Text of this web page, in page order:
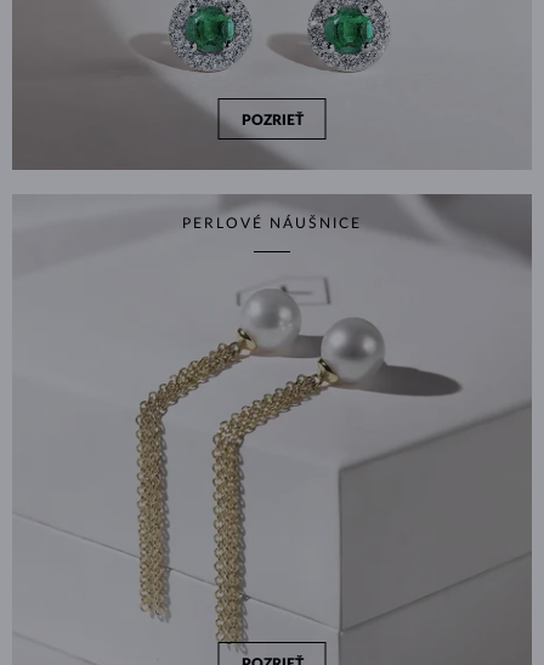
POZRIEŤ
PERLOVÉ NÁUŠNICE